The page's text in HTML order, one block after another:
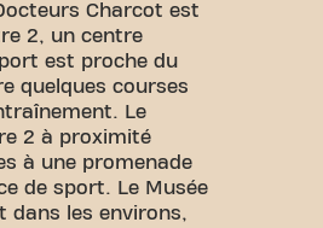
Charcot est
2, un centre
est proche du
quelques courses
Le
2 à proximité
à une promenade
de sport. Le Musée
dans les environs,